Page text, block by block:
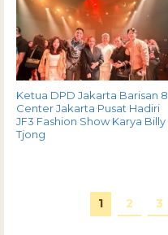
Ketua DPD Jakarta Barisan 8
Center Jakarta Pusat Hadiri
JF3 Fashion Show Karya Billy
Tjong
1 2 3